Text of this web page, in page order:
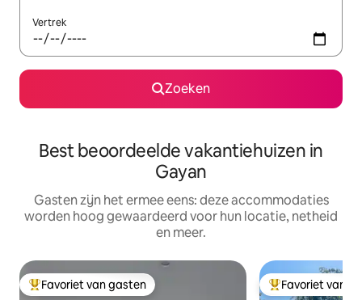
Vertrek
Zoeken
Best beoordeelde vakantiehuizen in
Gayan
Gasten zijn het ermee eens: deze accommodaties
worden hoog gewaardeerd voor hun locatie, netheid
en meer.
Topfavoriet van gasten
Favoriet van gasten Topfavoriet van
Favoriet van